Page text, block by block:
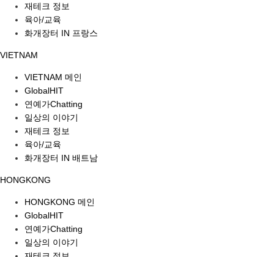
재테크 정보
육아/교육
화개장터 IN 프랑스
VIETNAM
VIETNAM 메인
GlobalHIT
연예가Chatting
일상의 이야기
재테크 정보
육아/교육
화개장터 IN 배트남
HONGKONG
HONGKONG 메인
GlobalHIT
연예가Chatting
일상의 이야기